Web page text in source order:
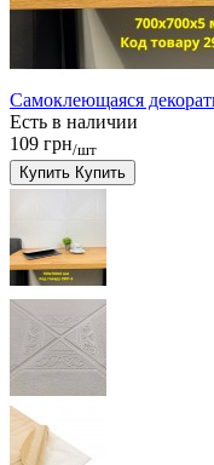
Самоклеющаяся
Есть в наличии
109 грн/шт
Купить Купить